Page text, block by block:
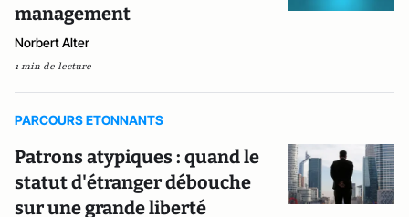
management
Norbert Alter
1 min de lecture
PARCOURS ETONNANTS
Patrons atypiques : quand le
statut d'étranger débouche
sur une grande liberté